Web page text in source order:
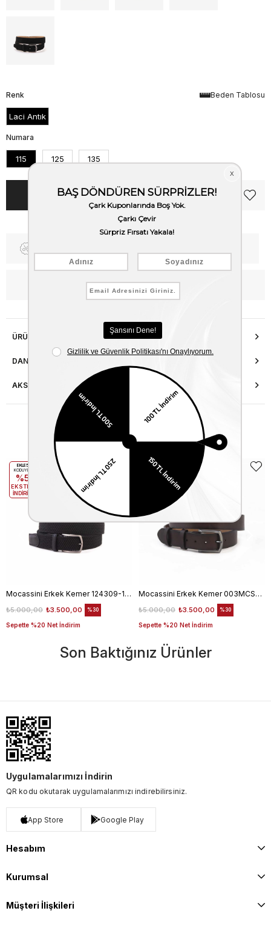
Beden Tablosu
Renk
Laci Antık
Numara
115 125 135
WhatsApp’tan Bilgi Al
ÜRÜN ÖZELLIKLERI
DANIŞMA HATTI
AKSESUAR ONARIMI
Benzer Ürünler
Mocassini Erkek Kemer 124309-100
₺3.500,00
₺5.000,00
Sepette %20 Net İndirim
%30
EKLE5
KODUYLA
%5
EKSTRA
İNDİRİM
Mocassini Erkek Kemer 003MCSN B3245
₺3.500,00
₺5.000,00
Sepette %20 Net İndirim
%30
EKLE5
KODUYLA
Son Baktığınız Ürünler
Uygulamalarımızı İndirin
QR kodu okutarak uygulamalarımızı indirebilirsiniz.
App Store Google Play
Hesabım
Kurumsal
Müşteri İlişkileri